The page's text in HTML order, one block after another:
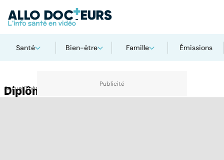
Santé Bien-être Famille Émissions
AccueilThématiques
Diplôme